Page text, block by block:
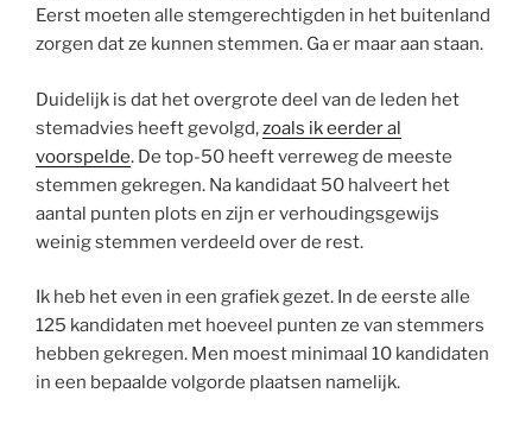
Eerst moeten alle stemgerechtigden in het buitenland
zorgen dat ze kunnen stemmen. Ga er maar aan staan.
Duidelijk is dat het overgrote deel van de leden het
stemadvies heeft gevolgd,zoals ik eerder al
voorspelde. De top-50 heeft verreweg de meeste
stemmen gekregen. Na kandidaat 50 halveert het
aantal punten plots en zijn er verhoudingsgewijs
weinig stemmen verdeeld over de rest.
Ik heb het even in een grafiek gezet. In de eerste alle
125 kandidaten met hoeveel punten ze van stemmers
hebben gekregen. Men moest minimaal 10 kandidaten
in een bepaalde volgorde plaatsen namelijk.